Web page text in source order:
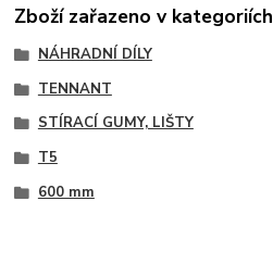
Zboží zařazeno v kategoriích
NÁHRADNÍ DÍLY
TENNANT
STÍRACÍ GUMY, LIŠTY
T5
600 mm